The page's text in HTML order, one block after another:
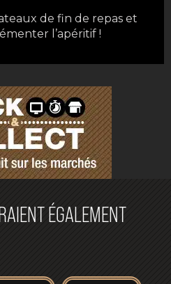
de fin de repas et
l’apéritif !
ÉGALEMENT